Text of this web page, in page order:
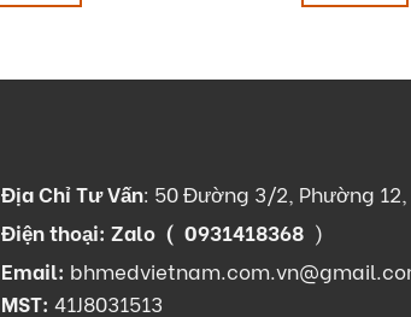
Địa Chỉ Tư Vấn: 50 Đường 3/2, Phường 12,
Điện thoại: Zalo ( 0931418368 )
Email:
MST: 41J8031513